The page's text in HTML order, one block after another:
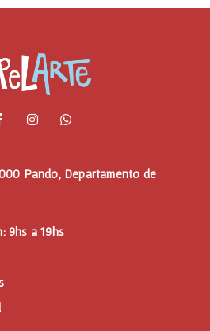
Pando, Departamento de
9hs a 19hs